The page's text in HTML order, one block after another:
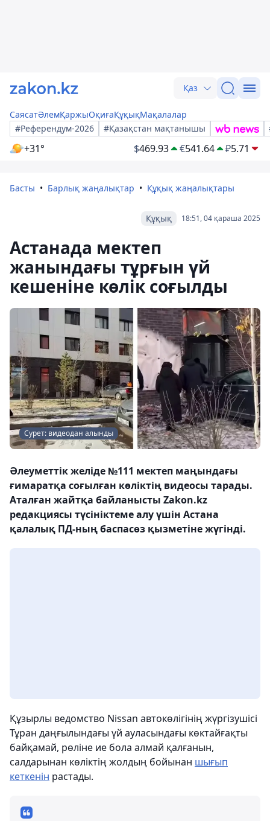
Қаз
СаясатӘлемҚаржыОқиғаҚұқықМақалалар
#Референдум-2026
#Қазақстан мақтанышы
+31° $469.93 €541.64 ₽5.71
Басты Барлық жаңалықтар Құқық жаңалықтары
18:51, 04 қараша 2025
Құқық
Астанада мектеп
жанындағы тұрғын үй
кешеніне көлік соғылды
Сурет: видеодан алынды
Әлеуметтік желіде №111 мектеп маңындағы
ғимаратқа соғылған көліктің видеосы тарады.
Аталған жайтқа байланысты Zakon.kz
редакциясы түсініктеме алу үшін Астана
қалалық ПД-ның баспасөз қызметіне жүгінді.
Құзырлы ведомство Nissan автокөлігінің жүргізушісі
Тұран даңғылындағы үй ауласындағы көктайғақты
байқамай, рөліне ие бола алмай қалғанын,
салдарынан көліктің жолдың бойынан шығып
кеткенін растады.